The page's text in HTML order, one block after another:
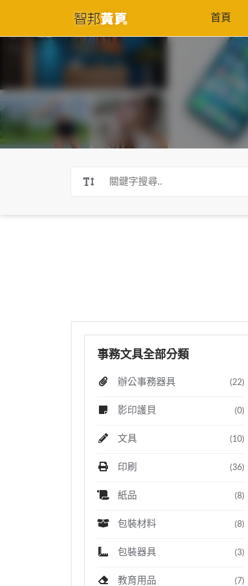
首頁
事務文具全部分類
辦公事務器具 (22)
影印護貝 (0)
文具 (10)
印刷 (36)
紙品 (8)
包裝材料 (8)
包裝器具 (3)
教育用品 (7)